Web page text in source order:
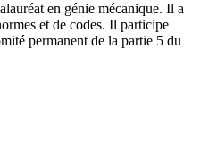
en génie mécanique. Il a
et de codes. Il participe
permanent de la partie 5 du